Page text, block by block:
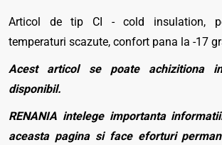
Articol de tip CI - cold insulation,
temperaturi scazute, confort pana la -17
Acest articol se poate achizitiona
disponibil.
RENANIA intelege importanta
aceasta pagina si face eforturi